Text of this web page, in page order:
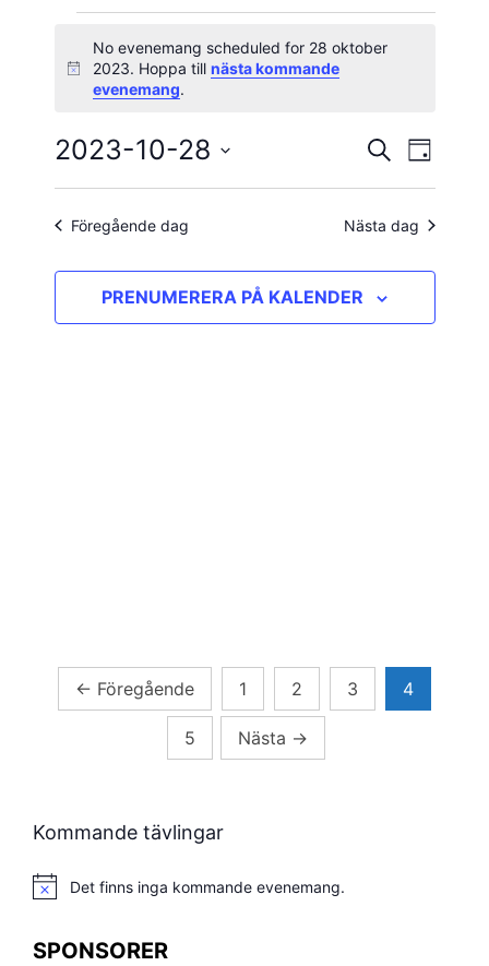
Evenemang
för
28
oktober
2023
Notis
No evenemang scheduled for 28 oktober
2023. Hoppa till nästa kommande
evenemang.
Search
and
Views
SÖK DAG
2023-10-28
Välj
Föregående dag Nästa dag
PRENUMERERA PÅ KALENDER
Sidnumrering
← Föregående 1 2 3 4
5 Nästa →
Kommande tävlingar
Notis Det finns inga kommande evenemang.
SPONSORER